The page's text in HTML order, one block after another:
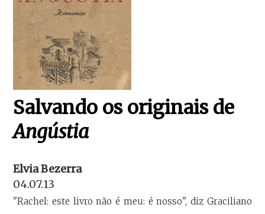
Salvando os originais de
Angústia
Elvia Bezerra
04.07.13
"Rachel: este livro não é meu: é nosso", diz Graciliano